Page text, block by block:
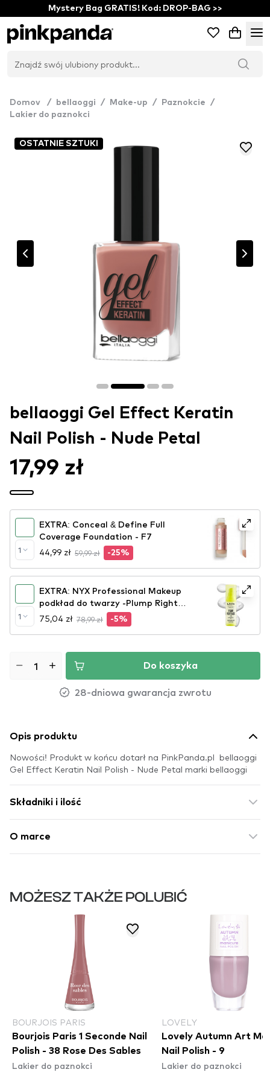
Mystery Bag GRATIS! Kod: DROP-BAG >>
Domov / bellaoggi / Make-up / Paznokcie
/
Lakier do paznokci
OSTATNIE SZTUKI
bellaoggi Gel Effect Keratin
Nail Polish - Nude Petal
17,99 zł
1
EXTRA: Conceal & Define Full
Coverage Foundation - F7
44,99 zł 59,99 zł -25%
1
EXTRA: NYX Professional Makeup
podkład do twarzy -Plump Right
Back Primer & Serum (PLPRSB)
75,04 zł 78,99 zł -5%
Do koszyka
28-dniowa gwarancja zwrotu
Opis produktu
Nowości! Produkt w końcu dotarł na PinkPanda.pl bellaoggi
Gel Effect Keratin Nail Polish - Nude Petal marki bellaoggi
Składniki i ilość
O marce
MOŻESZ TAKŻE POLUBIĆ
BOURJOIS PARIS
Bourjois Paris 1 Seconde Nail
Polish - 38 Rose Des Sables
Lakier do paznokci
LOVELY
Lovely Autumn Art
Nail Polish - 9
Lakier do paznokci